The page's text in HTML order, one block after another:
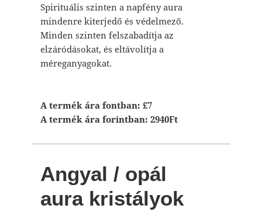
Spirituális szinten a napfény aura
mindenre kiterjedő és védelmező.
Minden szinten felszabadítja az
elzáródásokat, és eltávolítja a
méreganyagokat.
A termék ára fontban: £7
A termék ára forintban: 2940Ft
Angyal / opál
aura kristályok